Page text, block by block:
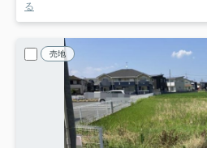
る
売地